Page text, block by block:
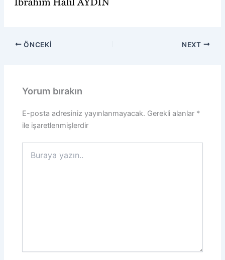
ÖNCEKI NEXT
Yorum bırakın
E-posta adresiniz yayınlanmayacak. Gerekli alanlar *
ile işaretlenmişlerdir
yazın..